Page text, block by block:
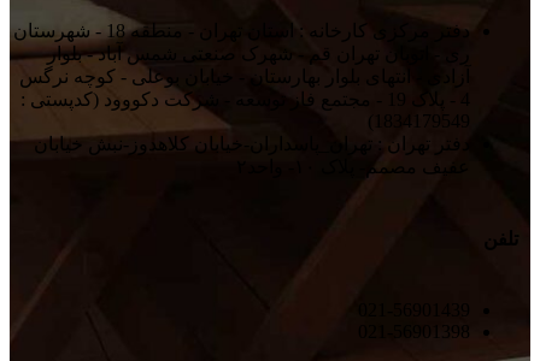
دفتر مرکزی کارخانه : استان تهران - منطقه 18 - شهرستان
ری - اتوبان تهران قم - شهرک صنعتی شمس آباد - بلوار
آزادی - انتهای بلوار بهارستان - خیابان بوعلی - کوچه نرگس
4 - پلاک 19 - مجتمع فاز توسعه - شرکت دکووود (کدپستی :
1834179549)
دفتر تهران : تهران_پاسداران-خیابان کلاهدوز-نبش خیابان
عفیف مصمم- پلاک ۱۰- واحد۲
تلفن
021-56901398